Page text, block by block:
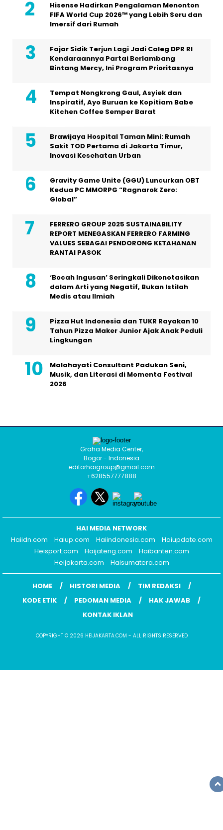
Hisense Hadirkan Pengalaman Menonton
FIFA World Cup 2026™ yang Lebih Seru dan
Imersif dari Rumah
Fajar Sidik Terjun Lagi Jadi Caleg DPR RI
Kendaraannya Partai Berlambang
Bintang Mercy, Ini Program Prioritasnya
Tempat Nongkrong Gaul, Asyiek dan
Inspiratif, Ayo Buruan ke Kopitiam Babe
Kitchen Coffee Semper Barat
Brawijaya Hospital Taman Mini: Rumah
Sakit TOD Pertama di Jakarta Timur,
Inovasi Kesehatan Urban
Gravity Game Unite (GGU) Luncurkan OBT
Kedua PC MMORPG “Ragnarok Zero:
Global”
FERRERO GROUP 2025 SUSTAINABILITY
REPORT MENEGASKAN FERRERO FARMING
VALUES SEBAGAI PENDORONG KETAHANAN
RANTAI PASOK
‘Bocah Ingusan’ Seringkali Dikonotasikan
dalam Arti yang Negatif, Bukan Istilah
Medis atau Ilmiah
Pizza Hut Indonesia dan TUKR Rayakan 10
Tahun Pizza Maker Junior Ajak Anak Peduli
Lingkungan
Malahayati Consultant Padukan Seni,
Musik, dan Literasi di Momenta Festival
2026
Graha Media Center,
Bogor - Indonesia
editorhaigroup@gmail.com
+628557777888
HAI MEDIA NETWORK
Haiidn.com
Haiup.com Haiindonesia.com
Haiupdate.com
Heisport.com
Haijateng.com
Haibanten.com
Heijakarta.com
Haisumatera.com
HOME HISTORI MEDIA
TIM REDAKSI
KODE ETIK
PEDOMAN MEDIA
HAK JAWAB
KONTAK IKLAN
COPYRIGHT © 2026 HEIJAKARTA.COM - ALL RIGHTS RESERVED